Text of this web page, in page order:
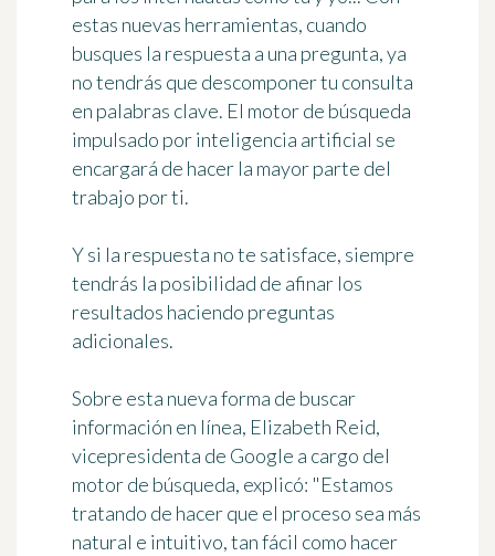
estas nuevas herramientas, cuando
busques la respuesta a una pregunta,ya
no tendrás que descomponer tu consulta
en palabras clave. El motor de búsqueda
impulsado por inteligencia artificial se
encargará de hacer la mayor parte del
trabajo por ti.
Y si la respuesta no te satisface, siempre
tendrás la posibilidad de afinar los
resultados haciendo preguntas
adicionales.
Sobre esta nueva forma de buscar
información en línea, Elizabeth Reid,
vicepresidenta de Google a cargo del
motor de búsqueda, explicó: "Estamos
tratando de hacer que el proceso sea más
natural e intuitivo, tan fácil como hacer